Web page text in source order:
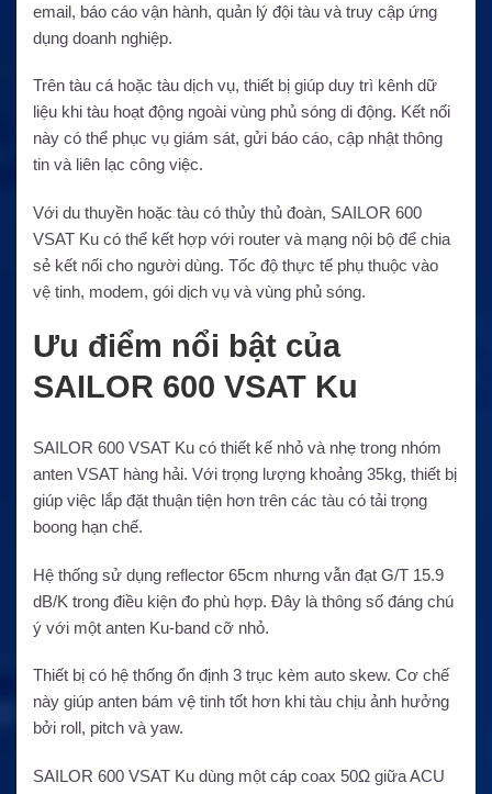
email, báo cáo vận hành, quản lý đội tàu và truy cập ứng
dụng doanh nghiệp.
Trên tàu cá hoặc tàu dịch vụ, thiết bị giúp duy trì kênh dữ
liệu khi tàu hoạt động ngoài vùng phủ sóng di động. Kết nối
này có thể phục vụ giám sát, gửi báo cáo, cập nhật thông
tin và liên lạc công việc.
Với du thuyền hoặc tàu có thủy thủ đoàn, SAILOR 600
VSAT Ku có thể kết hợp với router và mạng nội bộ để chia
sẻ kết nối cho người dùng. Tốc độ thực tế phụ thuộc vào
vệ tinh, modem, gói dịch vụ và vùng phủ sóng.
Ưu điểm nổi bật của
SAILOR 600 VSAT Ku
SAILOR 600 VSAT Ku có thiết kế nhỏ và nhẹ trong nhóm
anten VSAT hàng hải. Với trọng lượng khoảng 35kg, thiết bị
giúp việc lắp đặt thuận tiện hơn trên các tàu có tải trọng
boong hạn chế.
Hệ thống sử dụng reflector 65cm nhưng vẫn đạt G/T 15.9
dB/K trong điều kiện đo phù hợp. Đây là thông số đáng chú
ý với một anten Ku-band cỡ nhỏ.
Thiết bị có hệ thống ổn định 3 trục kèm auto skew. Cơ chế
này giúp anten bám vệ tinh tốt hơn khi tàu chịu ảnh hưởng
bởi roll, pitch và yaw.
SAILOR 600 VSAT Ku dùng một cáp coax 50Ω giữa ACU